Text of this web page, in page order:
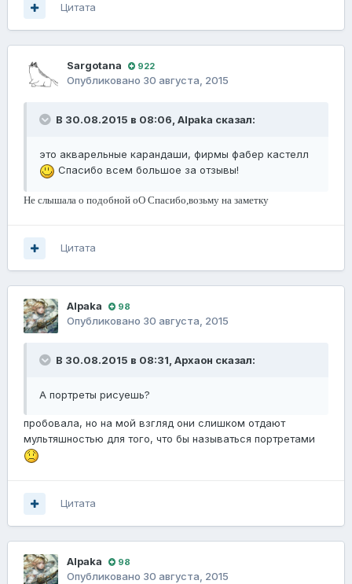
Цитата
Sargotana 922
Опубликовано 30 августа, 2015
В 30.08.2015 в 08:06, Alpaka сказал:
это акварельные карандаши, фирмы фабер кастелл
Спасибо всем большое за отзывы!
Не слышала о подобной оО Спасибо,возьму на заметку
Цитата
Alpaka 98
Опубликовано 30 августа, 2015
В 30.08.2015 в 08:31, Архаон сказал:
А портреты рисуешь?
пробовала, но на мой взгляд они слишком отдают
мультяшностью для того, что бы называться портретами
Цитата
Alpaka 98
Опубликовано 30 августа, 2015